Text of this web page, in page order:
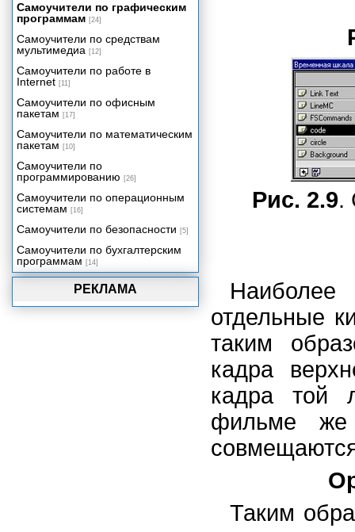
Рис. 2.9.
Наиболее
отдельные
таким
кадра
кадра той
фильме же
Таким
РЕКЛАМА
Самоучители по графическим
программам [24]
Самоучители по средствам
мультимедиа [12]
Самоучители по работе в
Internet [11]
Самоучители по офисным
пакетам [17]
Самоучители по математическим
пакетам [10]
Самоучители по
программированию [26]
Самоучители по операционным
системам [16]
Самоучители по безопасности [5]
Самоучители по бухгалтерским
программам [14]